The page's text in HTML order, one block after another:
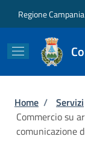
Regione Campania
Briciole
Home / Servizi
Commercio su
comunicazione